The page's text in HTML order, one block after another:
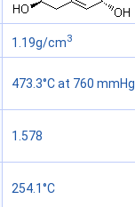
1.19g/cm3
473.3°C at 760 mmHg
1.578
254.1°C